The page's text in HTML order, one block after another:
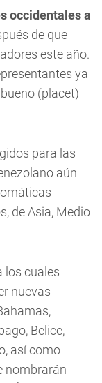
occidentales a
de que
este año.
ya
(placet)
para las
aún
de Asia, Medio
los cuales
nuevas
Belice,
así como
nombrarán